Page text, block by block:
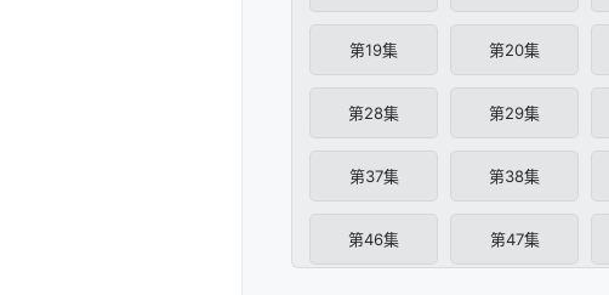
第19集 第20集
第28集 第29集
第37集 第38集
第46集 第47集